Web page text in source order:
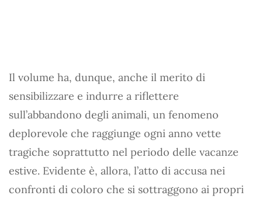
Il volume ha, dunque, anche il merito di
sensibilizzare e indurre a riflettere
sull’abbandono degli animali, un fenomeno
deplorevole che raggiunge ogni anno vette
tragiche soprattutto nel periodo delle vacanze
estive. Evidente è, allora, l’atto di accusa nei
confronti di coloro che si sottraggono ai propri